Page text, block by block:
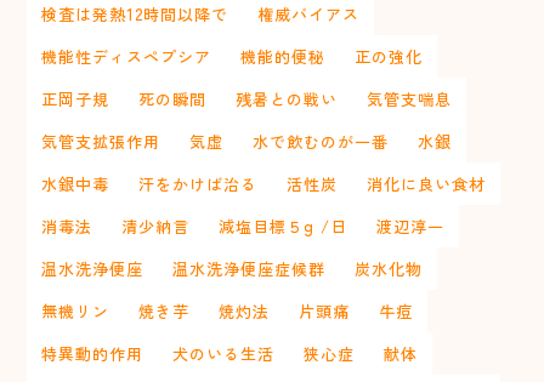
検査は発熱12時間以降で
権威バイアス
機能性ディスペプシア
機能的便秘
正の強化
正岡子規
死の瞬間 残暑との戦い
気管支喘息
気管支拡張作用
気虚 水で飲むのが一番
水銀
水銀中毒
汗をかけば治る 活性炭
消化に良い食材
消毒法
清少納言 減塩目標５g /日
渡辺淳一
温水洗浄便座
温水洗浄便座症候群
炭水化物
無機リン
焼き芋 焼灼法 片頭痛
牛痘
特異動的作用
犬のいる生活 狭心症
献体